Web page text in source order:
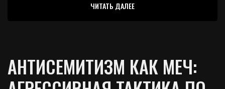
ЧИТАТЬ ДАЛЕЕ
АНТИСЕМИТИЗМ КАК МЕЧ: